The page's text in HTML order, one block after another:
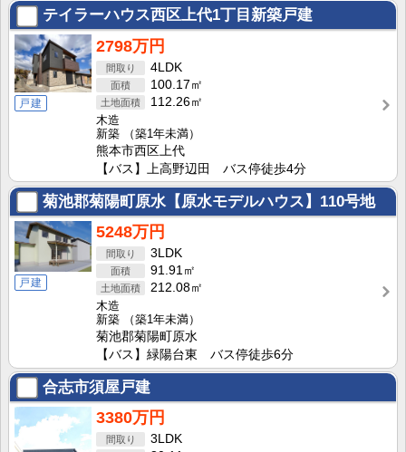
テイラーハウス西区上代1丁目新築戸建
戸建
2798万円
4LDK
100.17㎡
112.26㎡
木造
新築
（築1年未満）
熊本市西区上代
【バス】上高野辺田 バス停徒歩4分
菊池郡菊陽町原水【原水モデルハウス】110号地
戸建
5248万円
3LDK
91.91㎡
212.08㎡
木造
新築
（築1年未満）
菊池郡菊陽町原水
【バス】緑陽台東 バス停徒歩6分
合志市須屋戸建
3380万円
3LDK